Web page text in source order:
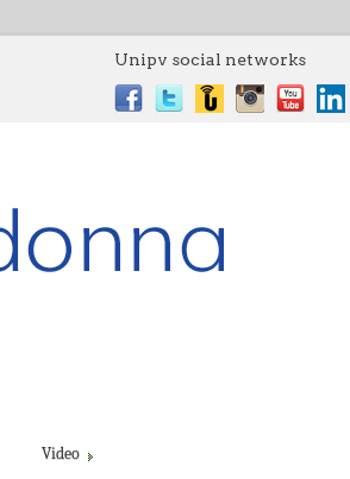
Unipv social networks
Video